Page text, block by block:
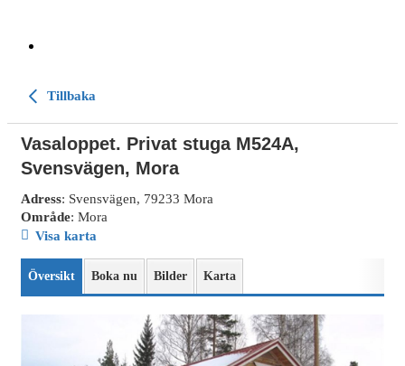
Tillbaka
Vasaloppet. Privat stuga M524A,
Svensvägen, Mora
Adress: Svensvägen, 79233 Mora
Område: Mora
Visa karta
Översikt Boka nu Bilder Karta